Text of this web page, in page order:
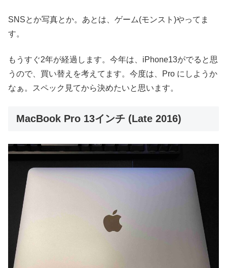
SNSとか写真とか。あとは、ゲーム(モンスト)やってま
す。
もうすぐ2年が経過します。今年は、iPhone13がでると思
うので、買い替えを考えてます。今度は、Pro にしようか
なぁ。スペック見てから決めたいと思います。
MacBook Pro 13インチ (Late 2016)